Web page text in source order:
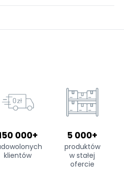
000+
klientów
5 000+
produktów
w stałej
ofercie